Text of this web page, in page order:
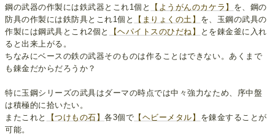
鋼の武器の作製には鉄武器とこれ1個と
【ようがんのカケラ】 を、鋼の
防具の作製には鉄防具とこれ1個と
【まりょくの土】 を、玉鋼の武具の
作製には鋼武具とこれ2個と
【ヘパイトスのひだね】
とを錬金釜に入れ
ると出来上がる。
ちなみにベースの鉄の武器そのものは作ることはできない。あくまで
も錬金だからだろうか？
特に玉鋼シリーズの武具はダーマの時点では中々強力なため、序中盤
は積極的に拾いたい。
またこれと
【つけもの石】各3個で 【ヘビーメタル】 を錬金することが
可能。